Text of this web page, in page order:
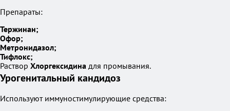
Препараты:
Тержинан;
Офор;
Метронидазол;
Тифлокс;
Раствор Хлоргексидина для промывания.
Урогенитальный кандидоз
Используют иммуностимулирующие средства: